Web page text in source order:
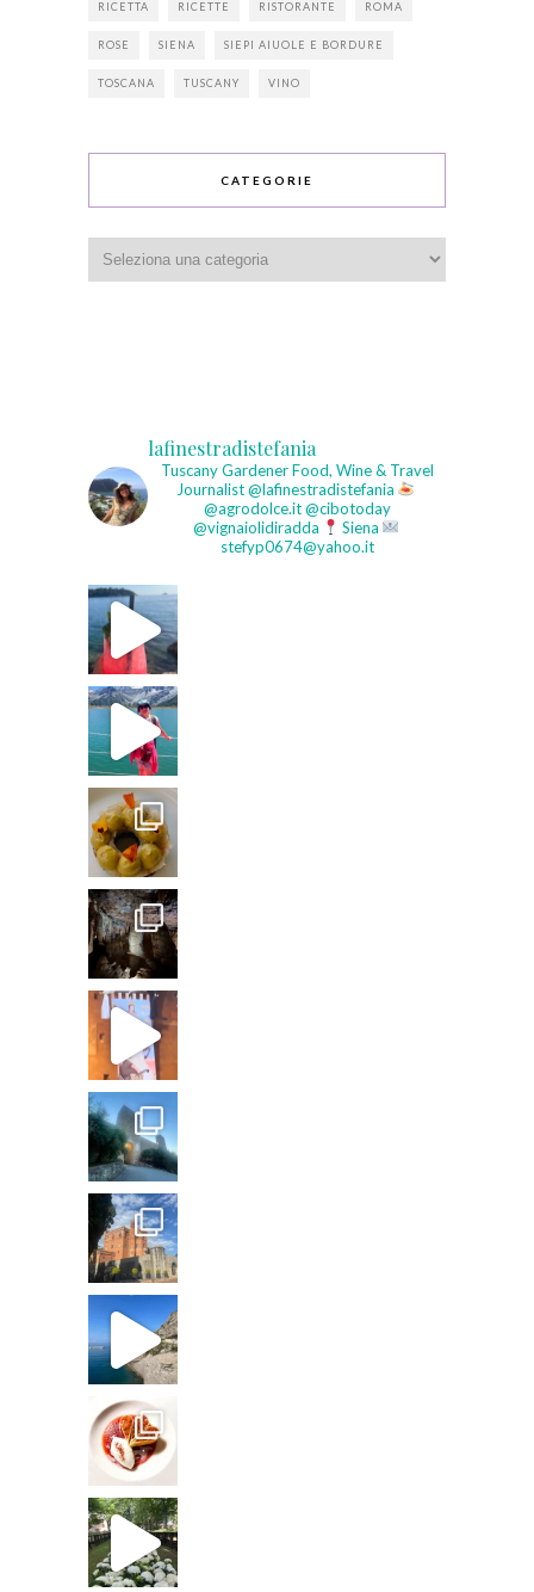
RICETTA RICETTE RISTORANTE ROMA
ROSE SIENA SIEPI AIUOLE E BORDURE
TOSCANA TUSCANY VINO
CATEGORIE
lafinestradistefania
Tuscany GardenerFood, Wine & Travel
Journalist@lafinestradistefania
@agrodolce.it @cibotoday
@vignaiolidiradda
Siena
stefyp0674@yahoo.it